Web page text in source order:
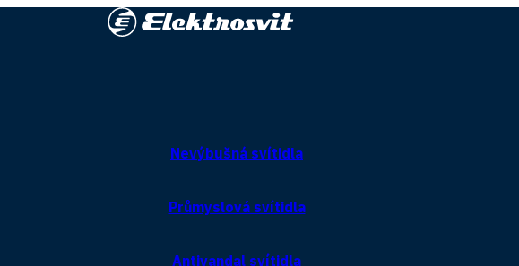
Nevýbušná svítidla
Průmyslová svítidla
Antivandal svítidla